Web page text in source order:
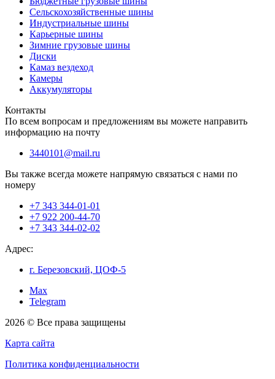
Сельскохозяйственные шины
Индустриальные шины
Карьерные шины
Зимние грузовые шины
Диски
Камаз вездеход
Камеры
Аккумуляторы
Контакты
По всем вопросам и предложениям вы можете направить
информацию на почту
3440101@mail.ru
Вы также всегда можете напрямую связаться с нами по
номеру
+7 343 344-01-01
+7 922 200-44-70
+7 343 344-02-02
Адрес:
г. Березовский, ЦОФ-5
Max
Telegram
2026 © Все права защищены
Карта сайта
Политика конфиденциальности